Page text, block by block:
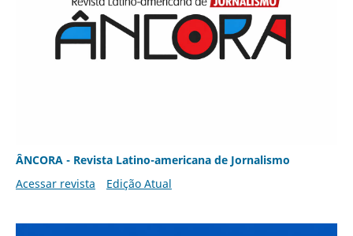
ÂNCORA - Revista Latino-americana de Jornalismo
Acessar revista
Edição Atual